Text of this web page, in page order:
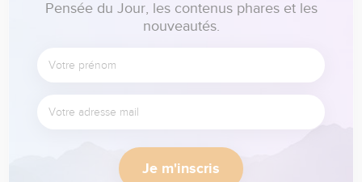
Pensée du Jour, les contenus phares et les
nouveautés.
Je m'inscris